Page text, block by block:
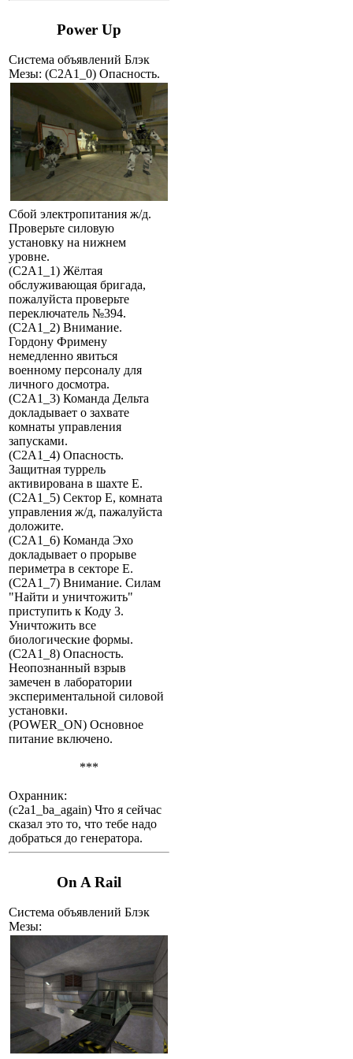
Power Up
Система объявлений Блэк
Мезы: (C2A1_0) Опасность.
Сбой электропитания ж/д.
Проверьте силовую
установку на нижнем
уровне.
(C2A1_1) Жёлтая
обслуживающая бригада,
пожалуйста проверьте
переключатель №394.
(C2A1_2) Внимание.
Гордону Фримену
немедленно явиться
военному персоналу для
личного досмотра.
(C2A1_3) Команда Дельта
докладывает о захвате
комнаты управления
запусками.
(C2A1_4) Опасность.
Защитная туррель
активирована в шахте E.
(C2A1_5) Сектор E, комната
управления ж/д, пажалуйста
доложите.
(C2A1_6) Команда Эхо
докладывает о прорыве
периметра в секторе E.
(C2A1_7) Внимание. Силам
"Найти и уничтожить"
приступить к Коду 3.
Уничтожить все
биологические формы.
(C2A1_8) Опасность.
Неопознанный взрыв
замечен в лаборатории
экспериментальной силовой
установки.
(POWER_ON) Основное
питание включено.
***
Охранник:
(c2a1_ba_again) Что я сейчас
сказал это то, что тебе надо
добраться до генератора.
On A Rail
Система объявлений Блэк
Мезы: